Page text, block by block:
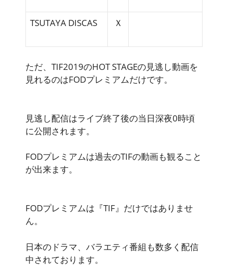
TSUTAYA DISCAS Ｘ
ただ、TIF2019のHOT STAGEの見逃し動画を
見れるのはFODプレミアムだけです。
見逃し配信はライブ終了後の当日深夜0時頃
に公開されます。
FODプレミアムは過去のTIFの動画も観ること
が出来ます。
FODプレミアムは 『TIF』 だけではありませ
ん。
日本のドラマ、バラエティ番組も数多く配信
中されております。